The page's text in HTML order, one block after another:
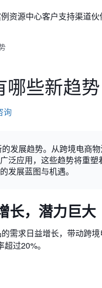
资源中心客户支持渠道伙
哪些新趋势
询
发展趋势。从跨境电商
泛应用，这些趋势将重
发展蓝图与机遇。
长，潜力巨大
需求日益增长，带动跨
过20%。